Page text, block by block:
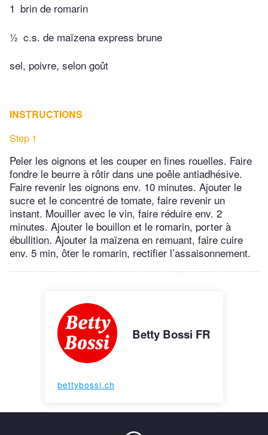
1 brin de romarin
½ c.s. de maïzena express brune
sel, poivre, selon goût
INSTRUCTIONS
Step 1
Peler les oignons et les couper en fines rouelles. Faire
fondre le beurre à rôtir dans une poêle antiadhésive.
Faire revenir les oignons env. 10 minutes. Ajouter le
sucre et le concentré de tomate, faire revenir un
instant. Mouiller avec le vin, faire réduire env. 2
minutes. Ajouter le bouillon et le romarin, porter à
ébullition. Ajouter la maïzena en remuant, faire cuire
env. 5 min, ôter le romarin, rectifier l’assaisonnement.
Betty Bossi FR
bettybossi.ch